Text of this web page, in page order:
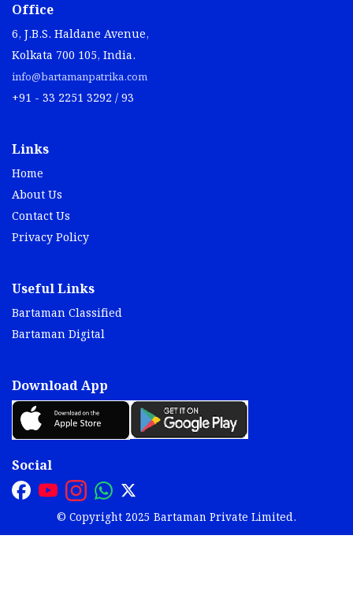
Office
6, J.B.S. Haldane Avenue,
Kolkata 700 105, India.
info@bartamanpatrika.com
+91 - 33 2251 3292 / 93
Links
Home
About Us
Contact Us
Privacy Policy
Useful Links
Bartaman Classified
Bartaman Digital
Download App
Social
© Copyright 2025 Bartaman Private Limited.